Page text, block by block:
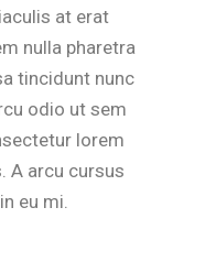
at erat
nulla pharetra
tincidunt nunc
odio ut sem
lorem
A arcu cursus
eu mi.